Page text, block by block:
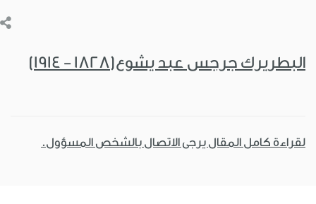
البطريرك جرجس عبد يشوع(1828 - 1914)
لقراءة كامل المقال يرجى الاتصال بالشخص المسؤول.